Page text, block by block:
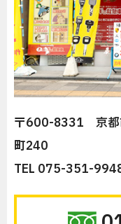
〒600-8331 京都
町240
TEL 075-351-